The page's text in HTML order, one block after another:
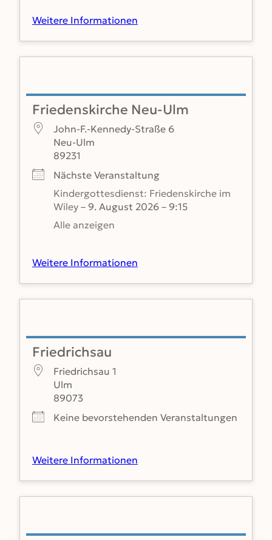
Weitere Informationen
Friedenskirche Neu-Ulm
John-F.-Kennedy-Straße 6
Neu-Ulm
89231
Nächste Veranstaltung
Kindergottesdienst: Friedenskirche im
Wiley – 9. August 2026 – 9:15
Alle anzeigen
Weitere Informationen
Friedrichsau
Friedrichsau 1
Ulm
89073
Keine bevorstehenden Veranstaltungen
Weitere Informationen